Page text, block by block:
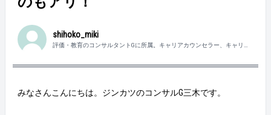
shihoko_miki
評価・教育のコンサルタントGに所属。キャリアカウンセラー、キャリア
みなさんこんにちは。ジンカツのコンサルG三木です。